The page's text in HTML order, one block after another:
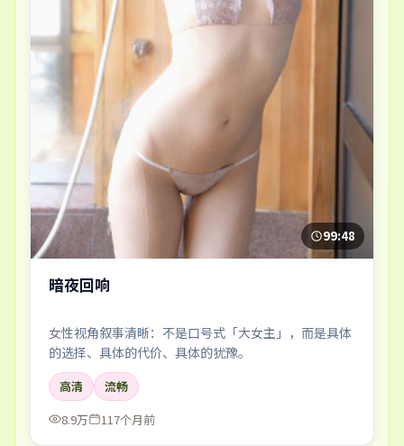
99:48
暗夜回响
女性视角叙事清晰：不是口号式「大女主」，而是具体
的选择、具体的代价、具体的犹豫。
高清
流畅
8.9万
117个月前